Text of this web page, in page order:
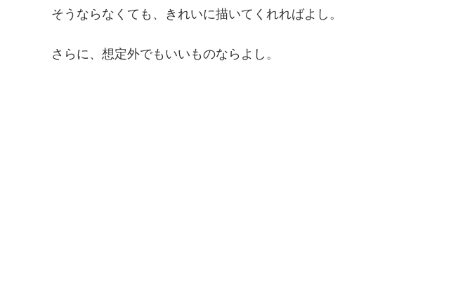
そうならなくても、きれいに描いてくれればよし。
さらに、想定外でもいいものならよし。